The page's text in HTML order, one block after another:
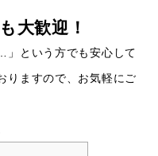
大歓迎！
」という方でも安心して
りますので、お気軽にご